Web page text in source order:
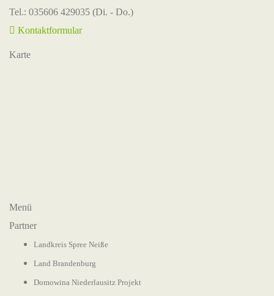
Tel.: 035606 429035 (Di. - Do.)
Kontaktformular
Karte
Menü
Partner
Landkreis Spree Neiße
Land Brandenburg
Domowina Niederlausitz Projekt